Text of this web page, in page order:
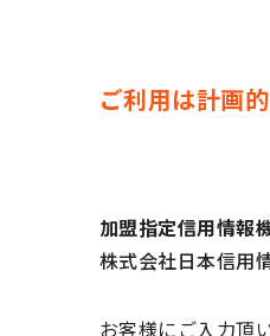
ご利用は計画
加盟指定信用情報
株式会社日本信用
お客様にご入力頂